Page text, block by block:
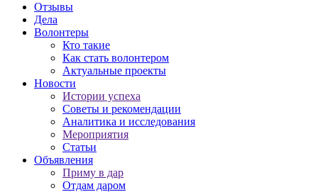
Отзывы
Дела
Волонтеры
Кто такие
Как стать волонтером
Актуальные проекты
Новости
Истории успеха
Советы и рекомендации
Аналитика и исследования
Мероприятия
Статьи
Объявления
Приму в дар
Отдам даром